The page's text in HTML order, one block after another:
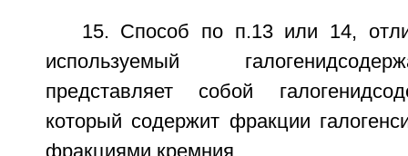
15. Способ по п.13 или 14,
используемый
представляет собой
который содержит фракции
фракциями кремния.